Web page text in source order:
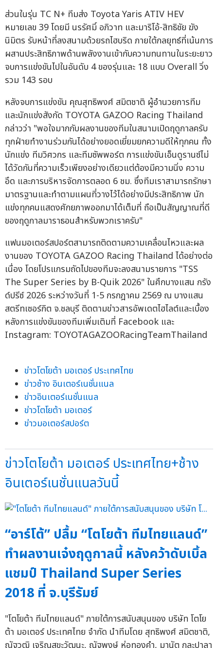
ส่วนในรุ่น TC N+ ทีมส่ง Toyota Yaris ATIV HEV
หมายเลข 39 โดยมี นรรัศมิ์ อภิวาท และมาริโอ้-สิทธิชัย ฆัง
นิมิตร รับหน้าที่ลงสนามด้วยรถไฮบริด ภายใต้กลยุทธ์ที่เน้นการ
ผสานประสิทธิภาพด้านพลังงานเข้ากับความทนทานในระยะยาว
จบการแข่งขันไปในอันดับ 4 ของรุ่นและ 18 แบบ Overall วิ่ง
รวม 143 รอบ
หลังจบการแข่งขัน คุณสุทธิพงศ์ สมิตชาติ ผู้อำนวยการทีม
และนักแข่งสังกัด TOYOTA GAZOO Racing Thailand
กล่าวว่า "พอใจมากกับผลงานของทีมในสนามเปิดฤดูกาลครับ
ทุกฝ่ายทำงานร่วมกันได้อย่างยอดเยี่ยมยกความดีให้ทุกคน ทั้ง
นักแข่ง ทีมวิศวกร และทีมซัพพอร์ต การแข่งขันเอ็นดูรานซ์ไม่
ได้วัดกันที่ความเร็วเพียงอย่างเดียวแต่ต้องมีความนิ่ง ความ
อึด และการบริหารจัดการตลอด 6 ชม. ซึ่งทีมเราสามารถรักษา
มาตรฐานและทำตามแผนที่วางไว้ได้อย่างมีประสิทธิภาพ นัก
แข่งทุกคนแสดงศักยภาพออกมาได้เต็มที่ ถือเป็นสัญญาณที่ดี
ของฤดูกาลมาราธอนสำหรับพวกเราครับ"
แฟนมอเตอร์สปอร์ตสามารถติดตามความเคลื่อนไหวและผล
งานของ TOYOTA GAZOO Racing Thailand ได้อย่างต่อ
เนื่อง โดยโปรแกรมถัดไปของทีมจะลงสนามรายการ "TSS
The Super Series by B-Quik 2026" ในศึกบางแสน กรัง
ด์ปรีซ์ 2026 ระหว่างวันที่ 1-5 กรกฎาคม 2569 ณ บางแสน
สตรีทเซอร์กิต จ.ชลบุรี ติดตามข่าวสารอัพเดตไฮไลต์และเบื้อง
หลังการแข่งขันของทีมเพิ่มเติมที่ Facebook และ
Instagram: TOYOTAGAZOORacingTeamThailand
ข่าวโตโยต้า มอเตอร์ ประเทศไทย
ข่าวช้าง อินเตอร์เนชั่นแนล
ข่าวอินเตอร์เนชั่นแนล
ข่าวโตโยต้า มอเตอร์
ข่าวมอเตอร์สปอร์ต
ข่าวโตโยต้า มอเตอร์ ประเทศไทย+ช้าง
อินเตอร์เนชั่นแนลวันนี้
“อาร์โต้” ปลื้ม “โตโยต้า ทีมไทยแลนด์”
ทำผลงานเจ๋งฤดูกาลนี้ หลังคว้าดับเบิ้ล
แชมป์ Thailand Super Series
2018 ที่ จ.บุรีรัมย์
"โตโยต้า ทีมไทยแลนด์" ภายใต้การสนับสนุนของ บริษัท โตโย
ต้า มอเตอร์ ประเทศไทย จำกัด นำทีมโดย สุทธิพงศ์ สมิตชาติ,